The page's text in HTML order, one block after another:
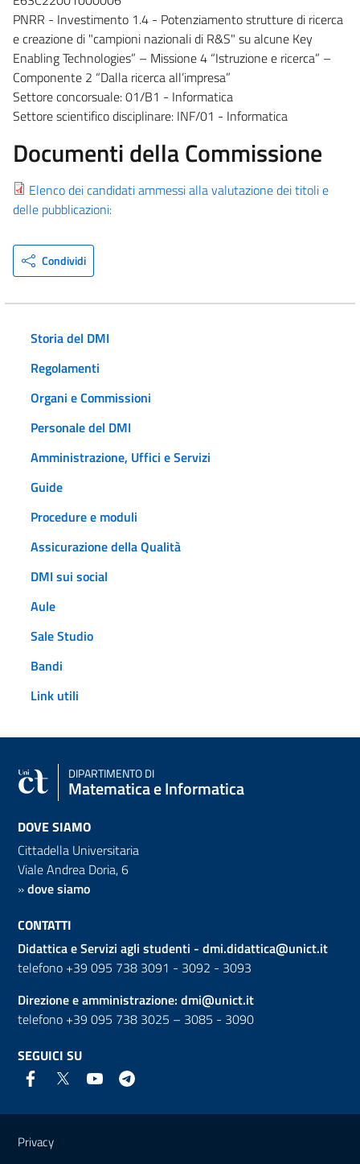
PNRR - Investimento 1.4 - Potenziamento strutture di ricerca
e creazione di "campioni nazionali di R&S" su alcune Key
Enabling Technologies” – Missione 4 “Istruzione e ricerca” –
Componente 2 “Dalla ricerca all’impresa”
Settore concorsuale: 01/B1 - Informatica
Settore scientifico disciplinare: INF/01 - Informatica
Documenti della Commissione
Elenco dei candidati ammessi alla valutazione dei titoli e
delle pubblicazioni:
Condividi
Storia del DMI
Regolamenti
Organi e Commissioni
Personale del DMI
Amministrazione, Uffici e Servizi
Guide
Procedure e moduli
Assicurazione della Qualità
DMI sui social
Aule
Sale Studio
Bandi
Link utili
DIPARTIMENTO DI
Matematica e Informatica
DOVE SIAMO
Cittadella Universitaria
Viale Andrea Doria, 6
»dove siamo
CONTATTI
Didattica e Servizi agli studenti - dmi.didattica@unict.it
telefono +39 095 738 3091 - 3092 - 3093
Direzione e amministrazione: dmi@unict.it
telefono +39 095 738 3025 – 3085 - 3090
SEGUICI SU
Link e informazioni utili
Privacy